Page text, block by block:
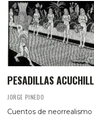
PESADILLAS
JORGE PINEDO
Cuentos de